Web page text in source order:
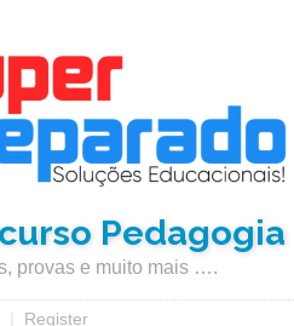
Pedagogia
provas e muito mais ….
| Register